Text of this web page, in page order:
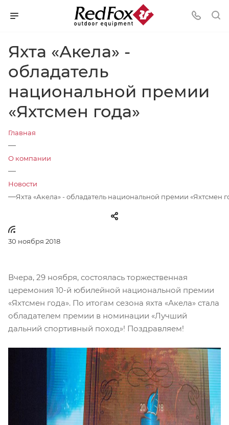
Яхта «Акела» -
обладатель
национальной премии
«Яхтсмен года»
Главная
—
О компании
—
Новости
—Яхта «Акела» - обладатель национальной премии «Яхтсмен
30 ноября 2018
Вчера, 29 ноября, состоялась торжественная
церемония 10-й юбилейной национальной премии
«Яхтсмен года». По итогам сезона яхта «Акела» стала
обладателем премии в номинации «Лучший
дальний спортивный поход»! Поздравляем!